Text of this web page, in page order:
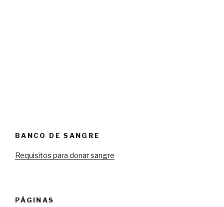
BANCO DE SANGRE
Requisitos para donar sangre
PÁGINAS